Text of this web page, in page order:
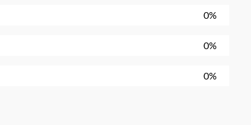
0%
0%
0%